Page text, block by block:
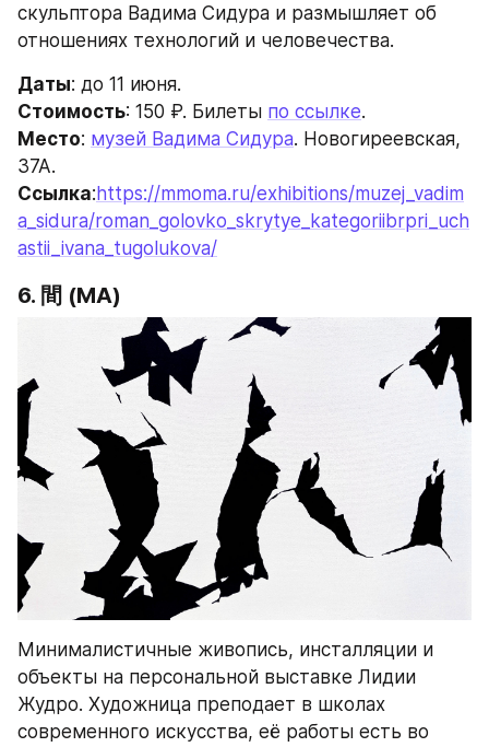
скульптора Вадима Сидура и размышляет об
отношениях технологий и человечества.
Даты: до 11 июня.
Стоимость: 150 ₽. Билеты по ссылке.
Место: музей Вадима Сидура. Новогиреевская,
37А.
Ссылка:https://mmoma.ru/exhibitions/muzej_vadim
a_sidura/roman_golovko_skrytye_kategoriibrpri_uch
astii_ivana_tugolukova/
6. 間 (МА)
Минималистичные живопись, инсталляции и
объекты на персональной выставке Лидии
Жудро. Художница преподает в школах
современного искусства, её работы есть во